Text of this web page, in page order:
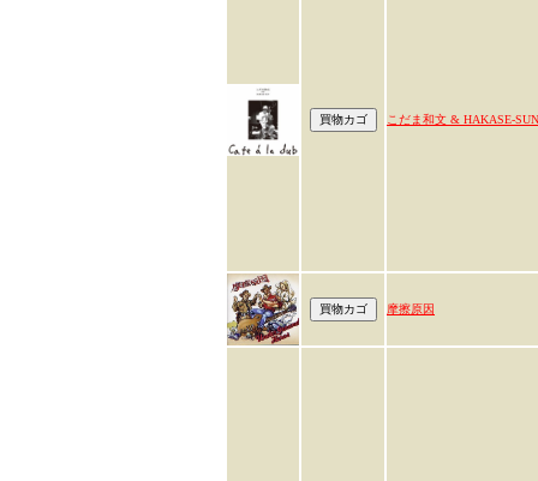
こだま和文 & HAKASE-SUN
摩擦原因